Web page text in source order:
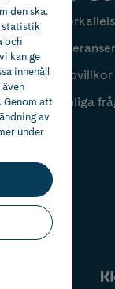
Leveranser
Köpvillkor
Vanliga
den ska.
statistik
och
kan ge
innehåll
Genom att
av
under